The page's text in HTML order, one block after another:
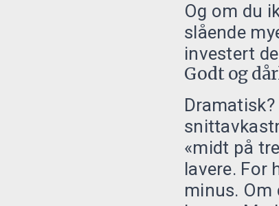
Og om du
slående
investert
Godt og
«midt på
lavere. For
minus. Om